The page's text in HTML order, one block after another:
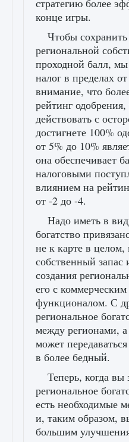
стратегию более
конце игры.
Чтобы
региональной
проходной балл,
налог в пределах
внимание, что
рейтинг
действовать с
достигнете 100%
от 5% до 10%
она обеспечивает
налоговыми
влиянием на
от -2 до -4.
Надо иметь в
богатство
не к карте в
собственный запас
создания
его с
функционалом. С
региональное
между регионами, а
может
в более бедный.
Теперь, когда вы
региональное
есть необходимые
и, таким образом,
большим